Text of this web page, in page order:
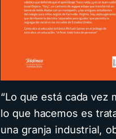
“Lo que está cada vez
lo que hacemos es
una granja industrial,